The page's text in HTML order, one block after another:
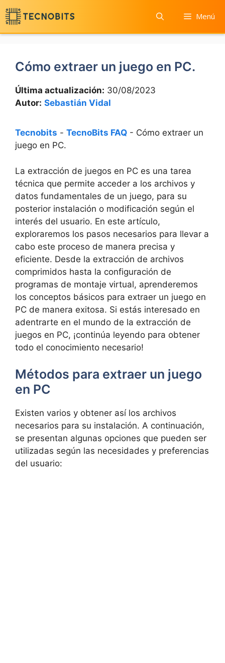
Saltar
al
contenido
Menú
Cómo extraer un juego en PC.
Última actualización: 30/08/2023
Autor: Sebastián Vidal
Tecnobits - TecnoBits FAQ - Cómo extraer un
juego en PC.
La extracción ⁢de juegos ‍en PC es una⁤ tarea
técnica ⁢que‌ permite⁤ acceder a los archivos y
datos fundamentales de⁢ un juego, para su
⁢posterior instalación⁣ o ⁢modificación según⁣ el⁢
interés del usuario. En este artículo,
exploraremos los pasos necesarios para ⁤llevar a​
cabo este proceso de ‍manera precisa ⁤y
eficiente. Desde la ⁤extracción de ‍archivos
comprimidos hasta‌ la configuración ⁣de
programas de montaje virtual,‌ aprenderemos
los ⁤conceptos básicos para extraer ‍un juego en
‌PC de manera‌ exitosa. Si estás interesado en
adentrarte en el​ mundo de la ⁤extracción de
juegos ⁤en PC, ‌¡continúa leyendo para obtener‌
todo el conocimiento​ necesario!
Métodos para extraer un juego
en PC
Existen varios y obtener‌ así los⁤ archivos
⁢necesarios para su instalación. A continuación,
se presentan algunas opciones que pueden ser
utilizadas según las necesidades y preferencias⁤
del usuario: